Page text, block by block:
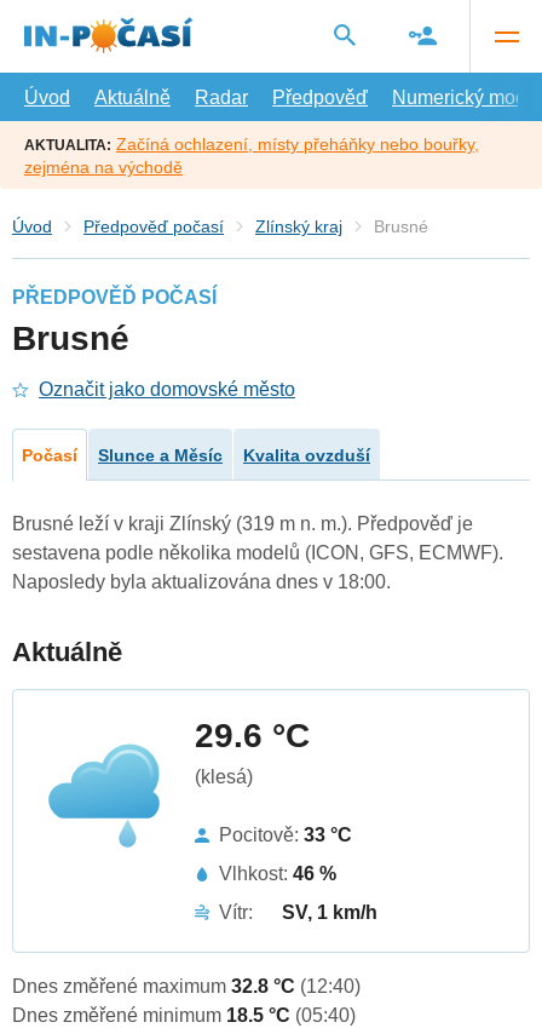
hlavní
Úvod
Aktuálně Radar Předpověď Numerický model
AKTUALITA: Začíná ochlazení, místy přeháňky nebo bouřky,
zejména na východě
Úvod Předpověď počasí Zlínský kraj Brusné
PŘEDPOVĚĎ POČASÍ
Brusné
Označit jako domovské město
Počasí Slunce a Měsíc Kvalita ovzduší
Brusné leží v kraji Zlínský (319 m n. m.). Předpověď je
sestavena podle několika modelů (ICON, GFS, ECMWF).
Naposledy byla aktualizována dnes v 18:00.
Aktuálně
29.6 °C
(klesá)
Pocitově: 33 °C
Vlhkost: 46 %
Vítr:
SV, 1 km/h
Dnes změřené maximum 32.8 °C (12:40)
Dnes změřené minimum 18.5 °C (05:40)